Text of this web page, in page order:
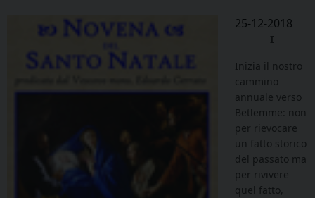
25-12-2018
I
Inizia il nostro
cammino
annuale verso
Betlemme: non
per rievocare
un fatto storico
del passato ma
per rivivere
quel fatto,